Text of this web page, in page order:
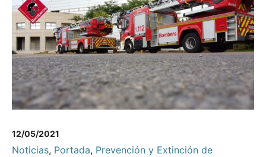
12/05/2021
Noticias, Portada, Prevención y Extinción de